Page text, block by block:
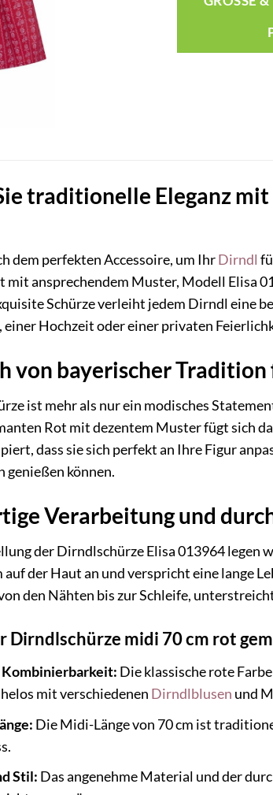
traditionelle Eleganz
dem perfekten Accessoire, um IhrDirndl
mit ansprechendem Muster, Modell Elisa
Schürze verleiht jedem Dirndl eine
einer Hochzeit oder einer privaten
von bayerischer
ist mehr als nur ein modisches
Rot mit dezentem Muster fügt sich
dass sie sich perfekt an Ihre Figur
genießen können.
Verarbeitung und
der Dirndlschürze Elisa 013964
auf der Haut an und verspricht eine lange
den Nähten bis zur Schleife,
Dirndlschürze midi 70 cm rot
Die klassische rote
mit verschiedenen Dirndlblusen und
Die Midi-Länge von 70 cm ist
Stil: Das angenehme Material und der